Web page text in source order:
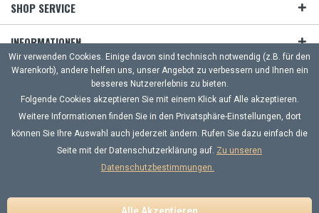
SHOP SERVICE
INFORMATIONEN
ZAHLUNG & VERSAND
UNSERE ZAHLUNGSARTEN
Häufige Fragen Kontakt
Versand und Zahlungsbedingungen
Nachnahmegebühren, wenn nicht anders beschrieben. * gilt für
Lieferungen innerhalb Deutschlands, Lieferzeiten für andere Länder
Wir verwenden Cookies. Einige davon sind technisch notwendig (z.B. für den
Warenkorb), andere helfen uns, unser Angebot zu verbessern und Ihnen ein
besseres Nutzererlebnis zu bieten.
Folgende Cookies akzeptieren Sie mit einem Klick auf Alle akzeptieren.
Weitere Informationen finden Sie in den Privatsphäre-Einstellungen, dort
können Sie Ihre Auswahl auch jederzeit ändern. Rufen Sie dazu einfach die
Seite mit der Datenschutzerklärung auf. Zu unseren
Datenschutzbestimmungen.